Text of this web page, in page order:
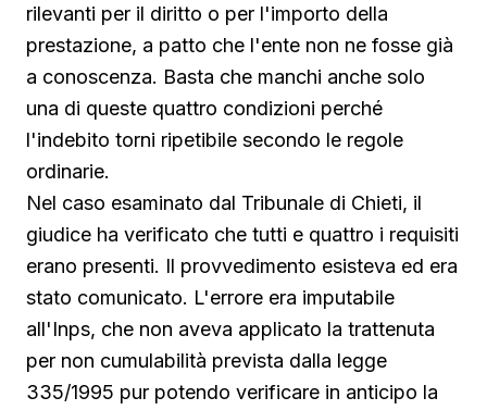
rilevanti per il diritto o per l'importo della
prestazione, a patto che l'ente non ne fosse già
a conoscenza. Basta che manchi anche solo
una di queste quattro condizioni perché
l'indebito torni ripetibile secondo le regole
ordinarie.
Nel caso esaminato dal Tribunale di Chieti, il
giudice ha verificato che tutti e quattro i requisiti
erano presenti. Il provvedimento esisteva ed era
stato comunicato. L'errore era imputabile
all'Inps, che non aveva applicato la trattenuta
per non cumulabilità prevista dalla legge
335/1995 pur potendo verificare in anticipo la